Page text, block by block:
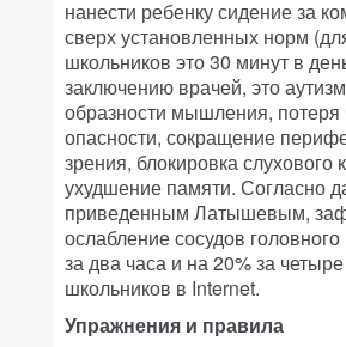
нанести ребенку сидение за
сверх установленных норм
школьников это 30 минут в
заключению врачей, это
образности мышления, потеря
опасности, сокращение
зрения, блокировка слухового
ухудшение памяти. Согласно
приведенным Латышевым,
ослабление сосудов
за два часа и на 20% за
школьников в Internet.
Упражнения и правила